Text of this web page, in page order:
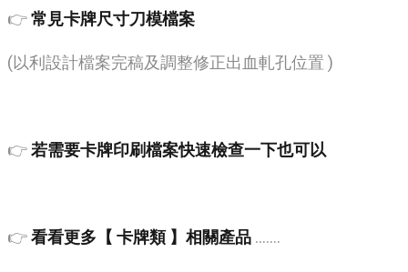
👉常見卡牌尺寸刀模檔案
(以利設計檔案完稿及調整修正出血軋孔位置 )
👉若需要卡牌印刷檔案快速檢查一下也可以
👉看看更多【 卡牌類 】相關產品 .......